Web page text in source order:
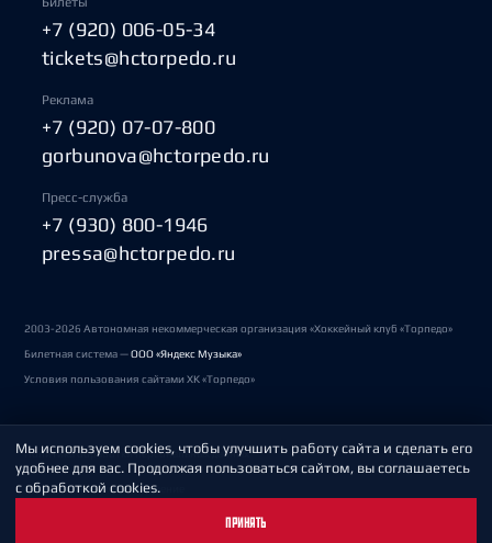
+7 (920) 006-05-34
tickets@hctorpedo.ru
Реклама
+7 (920) 07-07-800
gorbunova@hctorpedo.ru
Пресс-служба
+7 (930) 800-1946
pressa@hctorpedo.ru
2003-2026 Автономная некоммерческая организация «Хоккейный клуб «Торпедо»
Билетная система —ООО «Яндекс Музыка»
Условия пользования сайтами ХК «Торпедо»
Политика обработки персональных данных
Пользовательское соглашение
Мы используем cookies, чтобы улучшить работу сайта и сделать его
удобнее для вас. Продолжая пользоваться сайтом, вы соглашаетесь
с обработкой cookies.
ПРИНЯТЬ